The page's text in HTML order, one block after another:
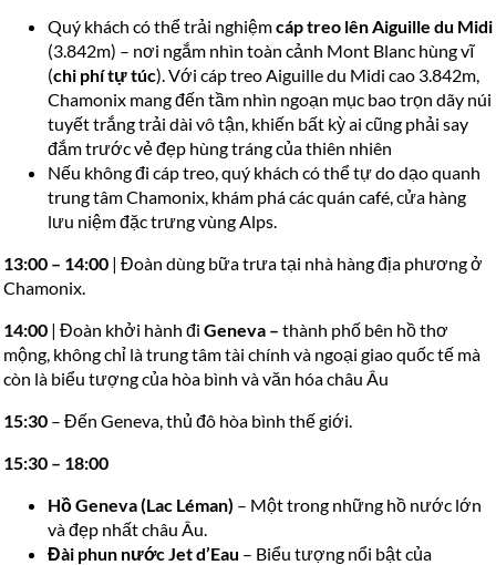
Quý khách có thể trải nghiệmcáp treo lên Aiguille du Midi
(3.842m) – nơi ngắm nhìn toàn cảnh Mont Blanc hùng vĩ
(chi phí tự túc). Với cáp treo Aiguille du Midi cao 3.842m,
Chamonix mang đến tầm nhìn ngoạn mục bao trọn dãy núi
tuyết trắng trải dài vô tận, khiến bất kỳ ai cũng phải say
đắm trước vẻ đẹp hùng tráng của thiên nhiên
Nếu không đi cáp treo, quý khách có thể tự do dạo quanh
trung tâm Chamonix, khám phá các quán café, cửa hàng
lưu niệm đặc trưng vùng Alps.
13:00 – 14:00 | Đoàn dùng bữa trưa tại nhà hàng địa phương ở
Chamonix.
14:00 | Đoàn khởi hành đi Geneva – thành phố bên hồ thơ
mộng, không chỉ là trung tâm tài chính và ngoại giao quốc tế mà
còn là biểu tượng của hòa bình và văn hóa châu Âu
15:30 – Đến Geneva, thủ đô hòa bình thế giới.
15:30 – 18:00
Hồ Geneva (Lac Léman) – Một trong những hồ nước lớn
và đẹp nhất châu Âu.
Đài phun nước Jet d’Eau – Biểu tượng nổi bật của